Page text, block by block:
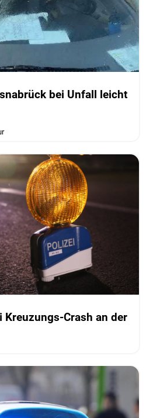
bei Unfall leicht
Kreuzungs-Crash an der